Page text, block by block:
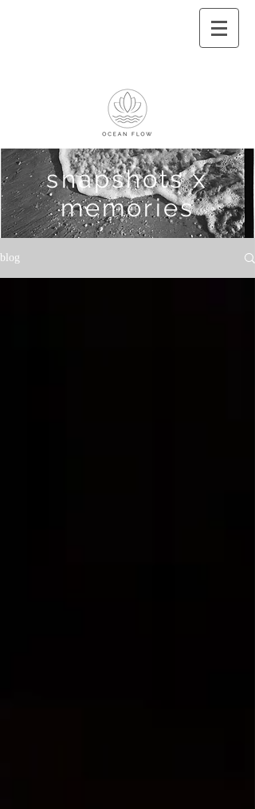
snapshots x
memories
blog